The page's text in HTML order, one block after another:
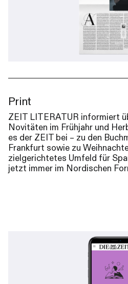
Print
ZEIT LITERATUR informiert
Novitäten im Frühjahr und
es der ZEIT bei – zu den
Frankfurt sowie zu
zielgerichtetes Umfeld für
jetzt immer im Nordischen